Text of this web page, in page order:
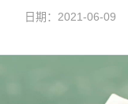
日期：2021-06-09